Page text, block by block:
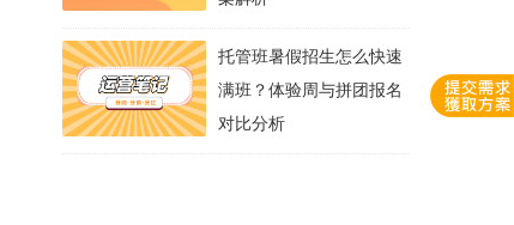
托管班暑假招生怎么快速
满班？体验周与拼团报名
对比分析